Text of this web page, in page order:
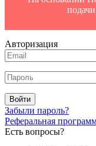
Авторизация
Войти
Забыли пароль?
Реферальная
Есть вопросы?